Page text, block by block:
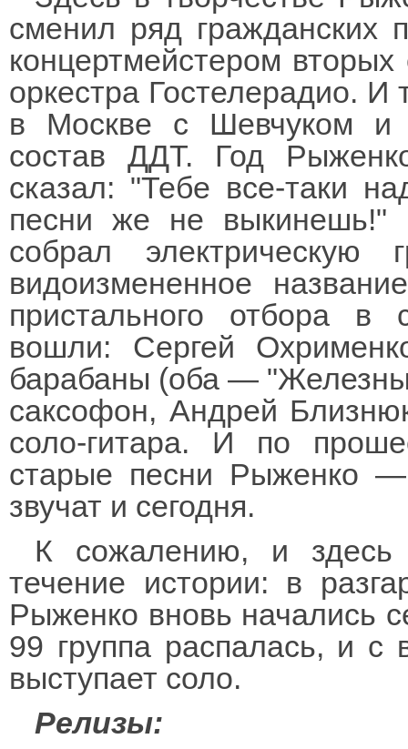
сменил ряд гражданских
концертмейстером
оркестра Гостелерадио. И
в Москве с Шевчуком и
состав ДДТ. Год
сказал: "Тебе все-таки
песни же не
собрал электрическую
видоизмененное
пристального отбора в
вошли: Сергей
барабаны (оба —
саксофон, Андрей
соло-гитара. И по
старые песни Рыженко —
звучат и сегодня.
К сожалению, и здесь
течение истории: в
Рыженко вновь начались
99 группа распалась, и
выступает соло.
Релизы: